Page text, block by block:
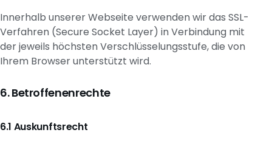
Innerhalb unserer Webseite verwenden wir das SSL-
Verfahren (Secure Socket Layer) in Verbindung mit
der jeweils höchsten Verschlüsselungsstufe, die von
Ihrem Browser unterstützt wird.
Betroffenenrechte
Auskunftsrecht